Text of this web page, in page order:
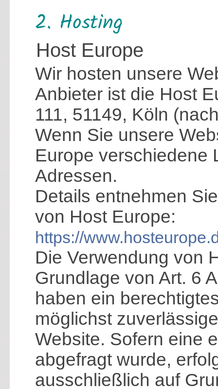
2. Hosting
Host Europe
Wir hosten unsere
Anbieter ist die Host
111, 51149, Köln
Wenn Sie unsere
Europe verschiedene
Adressen.
Details entnehmen
von Host Europe:
https://
Die Verwendung von
Grundlage von Art. 6
haben ein
möglichst
Website. Sofern eine
abgefragt wurde,
ausschließlich auf